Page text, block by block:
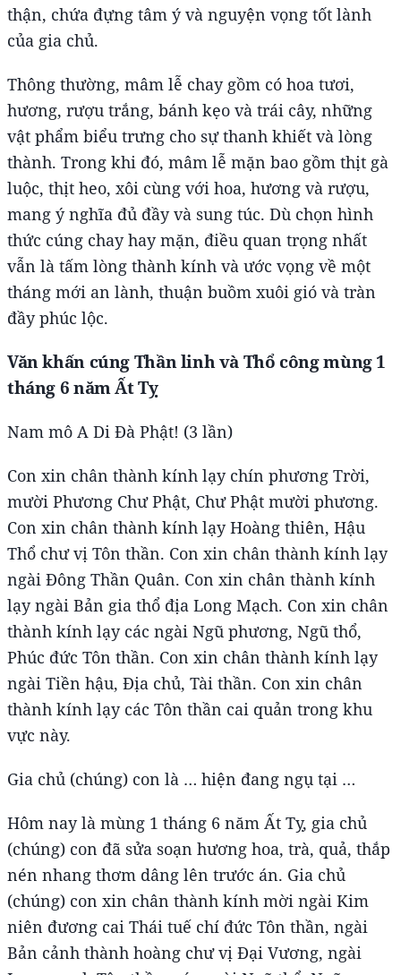
thận, chứa đựng tâm ý và nguyện vọng tốt lành
của gia chủ.
Thông thường, mâm lễ chay gồm có hoa tươi,
hương, rượu trắng, bánh kẹo và trái cây, những
vật phẩm biểu trưng cho sự thanh khiết và lòng
thành. Trong khi đó, mâm lễ mặn bao gồm thịt gà
luộc, thịt heo, xôi cùng với hoa, hương và rượu,
mang ý nghĩa đủ đầy và sung túc. Dù chọn hình
thức cúng chay hay mặn, điều quan trọng nhất
vẫn là tấm lòng thành kính và ước vọng về một
tháng mới an lành, thuận buồm xuôi gió và tràn
đầy phúc lộc.
Văn khấn cúng Thần linh và Thổ công mùng 1
tháng 6 năm Ất Tỵ
Nam mô A Di Đà Phật! (3 lần)
Con xin chân thành kính lạy chín phương Trời,
mười Phương Chư Phật, Chư Phật mười phương.
Con xin chân thành kính lạy Hoàng thiên, Hậu
Thổ chư vị Tôn thần. Con xin chân thành kính lạy
ngài Đông Thần Quân. Con xin chân thành kính
lạy ngài Bản gia thổ địa Long Mạch. Con xin chân
thành kính lạy các ngài Ngũ phương, Ngũ thổ,
Phúc đức Tôn thần. Con xin chân thành kính lạy
ngài Tiền hậu, Địa chủ, Tài thần. Con xin chân
thành kính lạy các Tôn thần cai quản trong khu
vực này.
Gia chủ (chúng) con là … hiện đang ngụ tại …
Hôm nay là mùng 1 tháng 6 năm Ất Tỵ, gia chủ
(chúng) con đã sửa soạn hương hoa, trà, quả, thắp
nén nhang thơm dâng lên trước án. Gia chủ
(chúng) con xin chân thành kính mời ngài Kim
niên đương cai Thái tuế chí đức Tôn thần, ngài
Bản cảnh thành hoàng chư vị Đại Vương, ngài